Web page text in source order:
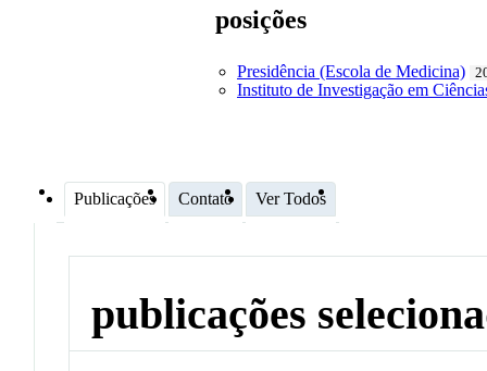
posições
Presidência (Escola de Medicina)
Instituto de Investigação em
Publicações Contato Ver Todos
publicações